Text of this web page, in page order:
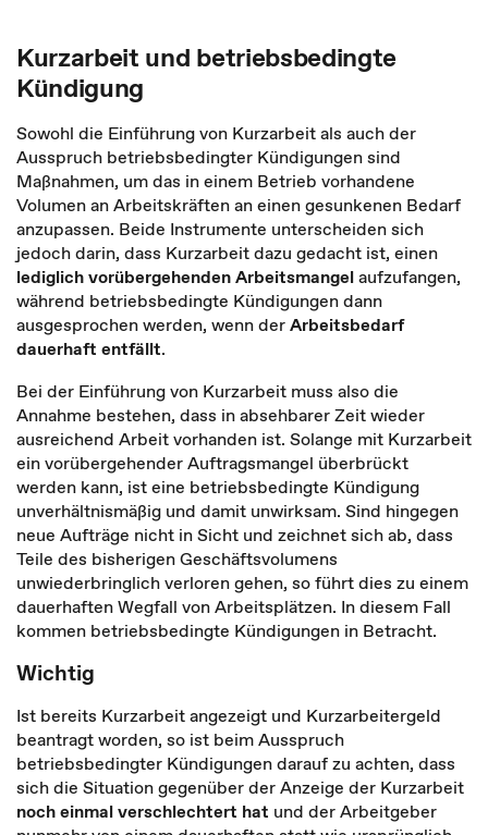
Kurzarbeit und betriebsbedingte
Kündigung
Sowohl die Einführung von Kurzarbeit als auch der
Ausspruch betriebsbedingter Kündigungen sind
Maßnahmen, um das in einem Betrieb vorhandene
Volumen an Arbeitskräften an einen gesunkenen Bedarf
anzupassen. Beide Instrumente unterscheiden sich
jedoch darin, dass Kurzarbeit dazu gedacht ist, einen
lediglich vorübergehenden Arbeitsmangelaufzufangen,
während betriebsbedingte Kündigungen dann
ausgesprochen werden, wenn derArbeitsbedarf
dauerhaft entfällt.
Bei der Einführung von Kurzarbeit muss also die
Annahme bestehen, dass in absehbarer Zeit wieder
ausreichend Arbeit vorhanden ist. Solange mit Kurzarbeit
ein vorübergehender Auftragsmangel überbrückt
werden kann, ist eine betriebsbedingte Kündigung
unverhältnismäßig und damit unwirksam. Sind hingegen
neue Aufträge nicht in Sicht und zeichnet sich ab, dass
Teile des bisherigen Geschäftsvolumens
unwiederbringlich verloren gehen, so führt dies zu einem
dauerhaften Wegfall von Arbeitsplätzen. In diesem Fall
kommen betriebsbedingte Kündigungen in Betracht.
Wichtig
Ist bereits Kurzarbeit angezeigt und Kurzarbeitergeld
beantragt worden, so ist beim Ausspruch
betriebsbedingter Kündigungen darauf zu achten, dass
sich die Situation gegenüber der Anzeige der Kurzarbeit
noch einmal verschlechtert hat und der Arbeitgeber